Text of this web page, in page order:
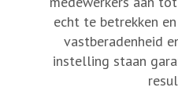
echt te betrekken
vastberadenheid
instelling staan